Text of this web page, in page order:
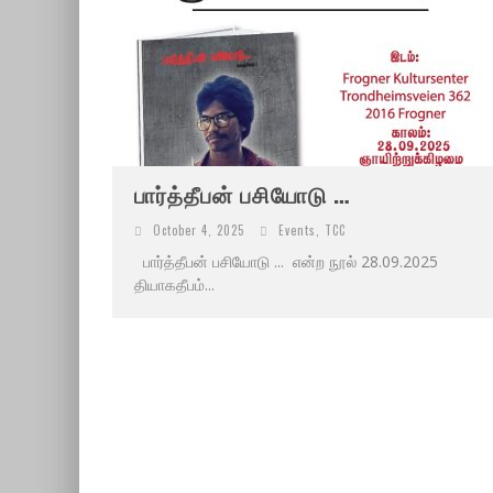
பார்த்தீபன் பசியோடு …
October 4, 2025 Events TCC
பார்த்தீபன் பசியோடு ... என்ற நூல் 28.09.2025
தியாகதீபம்...